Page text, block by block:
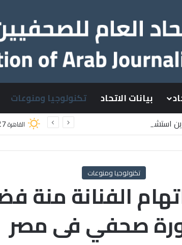
بيانات الاتحاد تكنولوجيا ومنوعات
استشهاد
القاهرة
تكنولوجيا ومنوعات
الفنانة منة
صحفي فى مصر